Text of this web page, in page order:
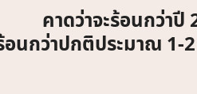
คาดว่าจะร้อนกว่าปี
อนกว่าปกติประมาณ 1-